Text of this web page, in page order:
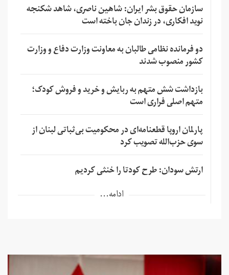
سازمان حقوق بشر ایران: شاهین ناصری، شاهد شکنجه
نوید افکاری، در زندان جان باخته است
دو فرمانده نظامی طالبان به معاونت وزارت دفاع و وزارت
کشور منصوب شدند
بازداشت شش متهم به ربایش و خرید و فروش کودک؛
متهم اصلی فراری است
پارلمان اروپا قطعنامه‌ای در محکومیت بی‌ثباتی لبنان از
سوی حزب‌الله تصویب کرد
ارتش سودان: طرح کودتا را خنثی کردیم
ادامه...